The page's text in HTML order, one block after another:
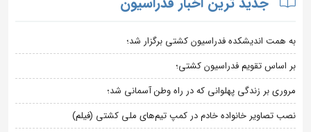
به همت اندیشکده فدراسیون کشتی برگزار شد؛
بر اساس تقویم فدراسیون کشتی؛
مروری بر زندگی پهلوانی که در راه وطن آسمانی شد؛
نصب تصاویر خانواده خادم در کمپ تیم‌های ملی کشتی (فیلم)